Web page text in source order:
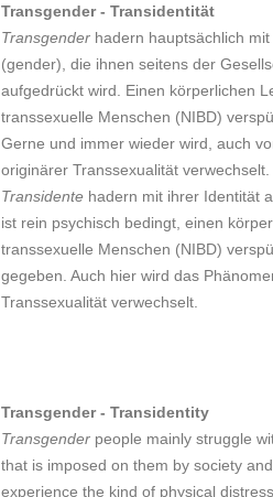
Transgender - Transidentität
Transgender hadern hauptsächlich
(gender), die ihnen seitens der
aufgedrückt wird. Einen körperlichen
transsexuelle Menschen (NIBD)
Gerne und immer wieder wird, auch
originärer Transsexualität verwechselt.
Transidente hadern mit ihrer Identität
ist rein psychisch bedingt, einen
transsexuelle Menschen (NIBD)
gegeben. Auch hier wird das
Transsexualität verwechselt.
Transgender - Transidentity
Transgender people mainly struggle
that is imposed on them by society
experience the kind of physical